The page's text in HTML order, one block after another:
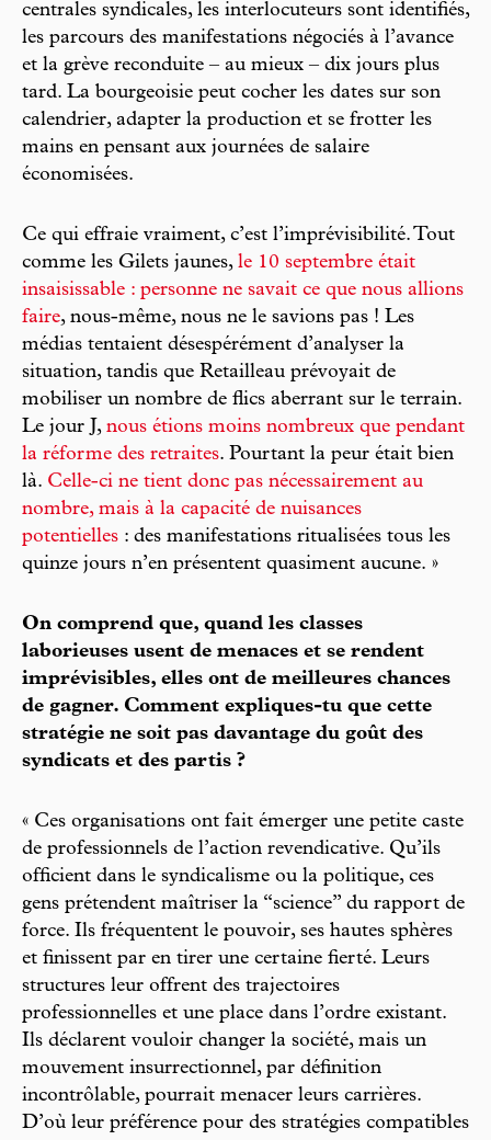
centrales syndicales, les interlocuteurs sont identifiés,
les parcours des manifestations négociés à l’avance
et la grève reconduite – au mieux – dix jours plus
tard. La bourgeoisie peut cocher les dates sur son
calendrier, adapter la production et se frotter les
mains en pensant aux journées de salaire
économisées.
Ce qui effraie vraiment, c’est l’imprévisibilité. Tout
comme les Gilets jaunes, le 10 septembre était
insaisissable : personne ne savait ce que nous allions
faire, nous-même, nous ne le savions pas ! Les
médias tentaient désespérément d’analyser la
situation, tandis que Retailleau prévoyait de
mobiliser un nombre de flics aberrant sur le terrain.
Le jour J, nous étions moins nombreux que pendant
la réforme des retraites. Pourtant la peur était bien
là. Celle-ci ne tient donc pas nécessairement au
nombre, mais à la capacité de nuisances
potentielles : des manifestations ritualisées tous les
quinze jours n’en présentent quasiment aucune. »
On comprend que, quand les classes
laborieuses usent de menaces et se rendent
imprévisibles, elles ont de meilleures chances
de gagner. Comment expliques-tu que cette
stratégie ne soit pas davantage du goût des
syndicats et des partis ?
« Ces organisations ont fait émerger une petite caste
de professionnels de l’action revendicative. Qu’ils
officient dans le syndicalisme ou la politique, ces
gens prétendent maîtriser la “science” du rapport de
force. Ils fréquentent le pouvoir, ses hautes sphères
et finissent par en tirer une certaine fierté. Leurs
structures leur offrent des trajectoires
professionnelles et une place dans l’ordre existant.
Ils déclarent vouloir changer la société, mais un
mouvement insurrectionnel, par définition
incontrôlable, pourrait menacer leurs carrières.
D’où leur préférence pour des stratégies compatibles